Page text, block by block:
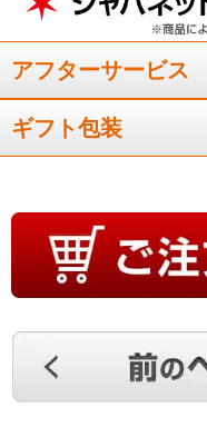
そのまま
れて使える
ろに惹かれて購入致しま
いいです！これから寒さ
中に布団
る！
以前にも色違いのものを
ました。中にダウンなど
アフターサービス
ギフト包装